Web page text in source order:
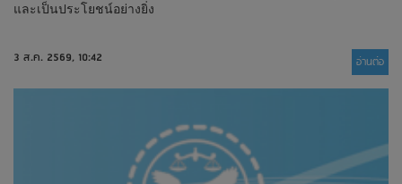
และเป็นประโยชน์อย่างยิ่ง
3 ส.ค. 2569, 10:42 อ่านต่่อ